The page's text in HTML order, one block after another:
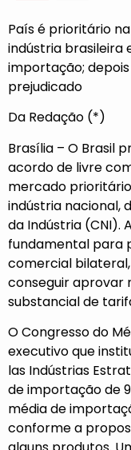
País é prioritário
indústria brasileira
importação;
prejudicado
Da Redação (*)
Brasília – O Brasil
acordo de livre
mercado
indústria nacional,
da Indústria (CNI).
fundamental para
comercial
conseguir aprovar
substancial de
O Congresso do
executivo que
las Indústrias
de importação de
média de
conforme a